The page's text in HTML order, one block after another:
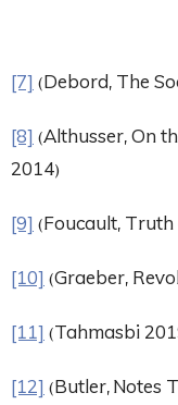
[7](Debord, The
[8](Althusser, On
2014)
[9](Foucault,
[10](Graeber,
[11](Tahmasbi
[12](Butler, Notes